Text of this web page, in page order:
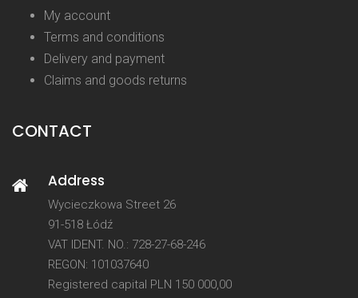
My account
Terms and conditions
Delivery and payment
Claims and goods returns
CONTACT
Address
Wycieczkowa Street 26
91-518 Łódź
VAT IDENT. NO.: 728-27-68-246
REGON: 101037640
Registered capital PLN 150 000,00